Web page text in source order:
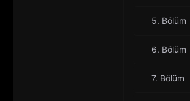
5. Bölüm
6. Bölüm
7. Bölüm